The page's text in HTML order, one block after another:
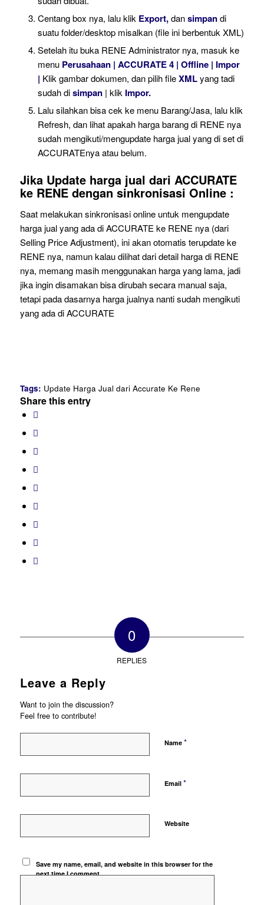
Centang box nya, lalu klik Export,dansimpandi
suatu folder/desktop misalkan (file ini berbentuk XML)
Setelah itu buka RENE Administrator nya, masuk ke
menu Perusahaan | ACCURATE 4 | Offline | Impor
| Klik gambar dokumen, dan pilih fileXMLyang tadi
sudah disimpan | klik Impor.
Lalu silahkan bisa cek ke menu Barang/Jasa, lalu klik
Refresh, dan lihat apakah harga barang di RENE nya
sudah mengikuti/mengupdate harga jual yang di set di
ACCURATEnya atau belum.
Jika Update harga jual dari ACCURATE
ke RENE dengan sinkronisasi Online :
Saat melakukan sinkronisasi online untuk mengupdate
harga jual yang ada di ACCURATE ke RENE nya (dari
Selling Price Adjustment), ini akan otomatis terupdate ke
RENE nya, namun kalau dilihat dari detail harga di RENE
nya, memang masih menggunakan harga yang lama, jadi
jika ingin disamakan bisa dirubah secara manual saja,
tetapi pada dasarnya harga jualnya nanti sudah mengikuti
yang ada di ACCURATE
Tags: Update Harga Jual dari Accurate Ke Rene
Share this entry
0
REPLIES
Leave a Reply
Want to join the discussion?
Feel free to contribute!
Name *
Email *
Website
Save my name, email, and website in this browser for the
next time I comment.